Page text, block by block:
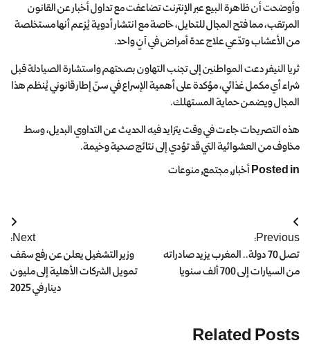
وأوضحت أن ظاهرة البيع عبر الإنترنت تضاعفت مع تداول أخبار عن القانون
المرتقب، مما فتح المجال للتحايل، خاصة مع انتشار أدوية يُزعم أنها مستخلصة
من الأعشاب وتدّعي علاج عدة أمراض في آنٍ واحد.
ثريا النيفر دعت المواطنين إلى تجنب التهاون بصحتهم واستشارة الصيادلة قبل
شراء أي مكمل غذائي، مؤكدة على أهمية الإسراع في سنّ إطار قانوني يُنظم هذا
المجال ويضمن حماية المستهلك.
هذه التصريحات جاءت في وقت يتزايد فيه الحديث عن التداوي البديل، وسط
مخاوف من العشوائية التي قد تؤدي إلى نتائج صحية وخيمة.
Posted inأخبار,مجتمع,منوعات
Previous:
تصل 70 دولة.. المغرب يزيد صادراته
من السيارات إلى 700 ألف سنويا
Next:
وزير التشغيل يعلن عن رفع سقف
تمويل الشركات الأهلية إلى مليون
دينار في 2025
Related Posts